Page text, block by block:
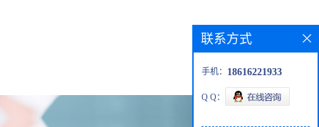
联系方式
手机： 18616221933
Q Q：